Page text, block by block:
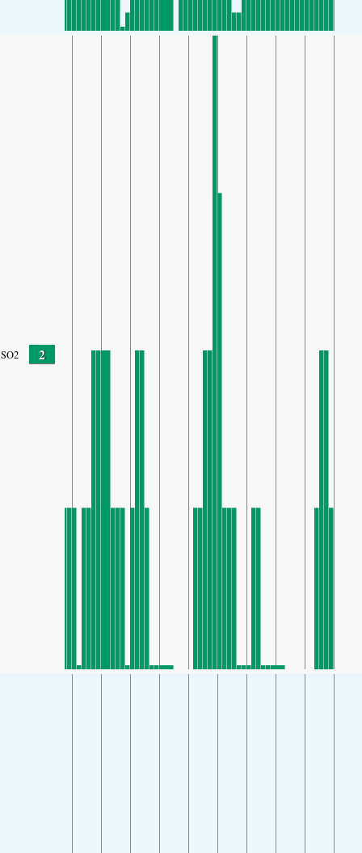
SO2 2